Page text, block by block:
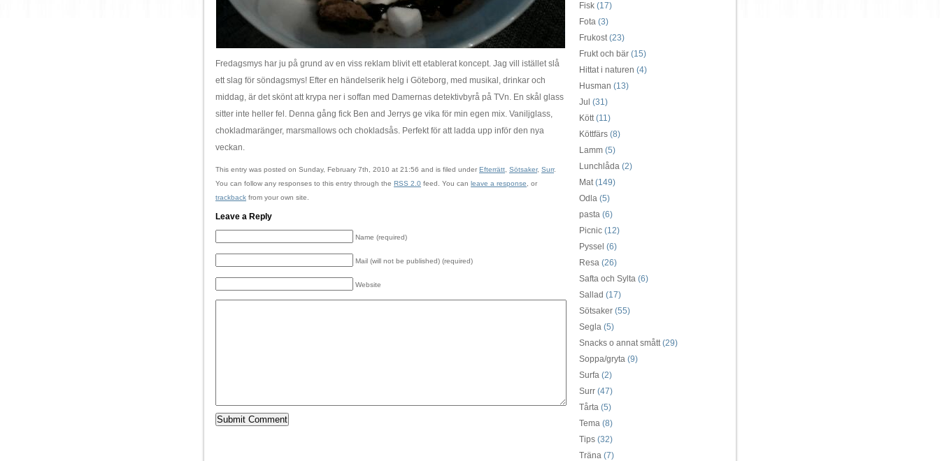
Fredagsmys har ju på grund av en viss reklam blivit ett etablerat koncept. Jag vill istället slå
ett slag för söndagsmys! Efter en händelserik helg i Göteborg, med musikal, drinkar och
middag, är det skönt att krypa ner i soffan med Damernas detektivbyrå på TVn. En skål glass
sitter inte heller fel. Denna gång fick Ben and Jerrys ge vika för min egen mix. Vaniljglass,
chokladmaränger, marsmallows och chokladsås. Perfekt för att ladda upp inför den nya
veckan.
This entry was posted on Sunday, February 7th, 2010 at 21:56 and is filed under Efterrätt Sötsaker, Surr.
You can follow any responses to this entry through the RSS 2.0 feed. You can leave a response , or
trackback from your own site.
Leave a Reply
Name (required)
Mail (will not be published) (required)
Website
Fisk (17)
Fota (3)
Frukost(23)
Frukt och bär (15)
Hittat i naturen (4)
Husman (13)
Jul (31)
Kött(11)
Köttfärs (8)
Lamm (5)
Lunchlåda (2)
Mat(149)
Odla (5)
pasta (6)
Picnic (12)
Pyssel (6)
Resa (26)
Safta och Sylta (6)
Sallad (17)
Sötsaker (55)
Segla (5)
Snacks o annat smått(29)
Soppa/gryta (9)
Surfa (2)
Surr (47)
Tårta (5)
Tema (8)
Tips (32)
Träna (7)